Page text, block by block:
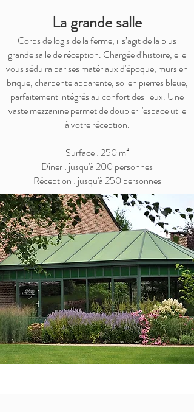
La grande salle
Corps de logis de la ferme, il s’agit de la plus
grande salle de réception. Chargée d'histoire, elle
vous séduira par ses matériaux d'époque, murs en
brique, charpente apparente, sol en pierres bleue,
parfaitement intégrés au confort des lieux. Une
vaste mezzanine permet de doubler l'espace utile
à votre réception.
Surface : 250 m²
Dîner : jusqu'à 200 personnes
Réception : jusqu'à 250 personnes